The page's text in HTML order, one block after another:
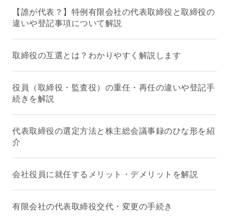
【誰が代表？】特例有限会社の代表取締役と取締役の
違いや登記事項について解説
取締役の互選とは？わかりやすく解説します
役員（取締役・監査役）の重任・再任の違いや登記手
続きを解説
代表取締役の選定方法と株主総会議事録のひな形を紹
介
会社役員に就任するメリット・デメリットを解説
有限会社の代表取締役交代・変更の手続き